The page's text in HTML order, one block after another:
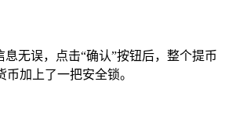
无误，点击“确认”按钮后，整个提币
加上了一把安全锁。